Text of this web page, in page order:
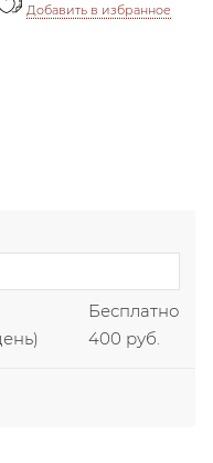
Добавить в избранное
Бесплатно
400 руб.